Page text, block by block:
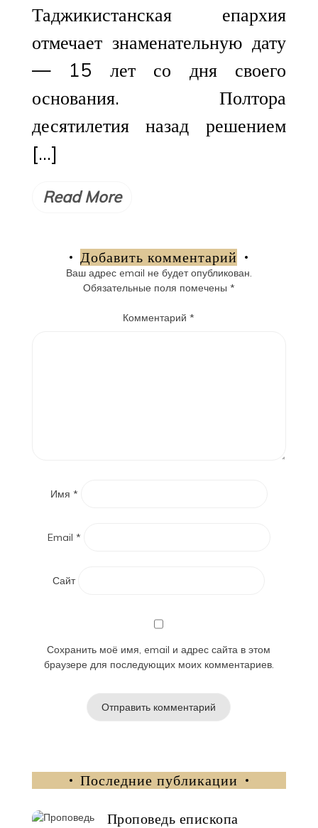
Таджикистанская епархия
отмечает знаменательную дату
— 15 лет со дня своего
основания. Полтора
десятилетия назад решением
[…]
Read More
Добавить комментарий
Ваш адрес email не будет опубликован.
Обязательные поля помечены *
Комментарий*
Имя *
Email *
Сайт
Сохранить моё имя, email и адрес сайта в этом
браузере для последующих моих комментариев.
Последние публикации
Проповедь епископа